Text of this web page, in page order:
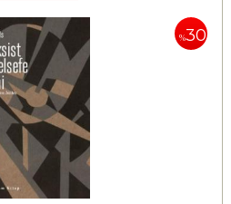
%30